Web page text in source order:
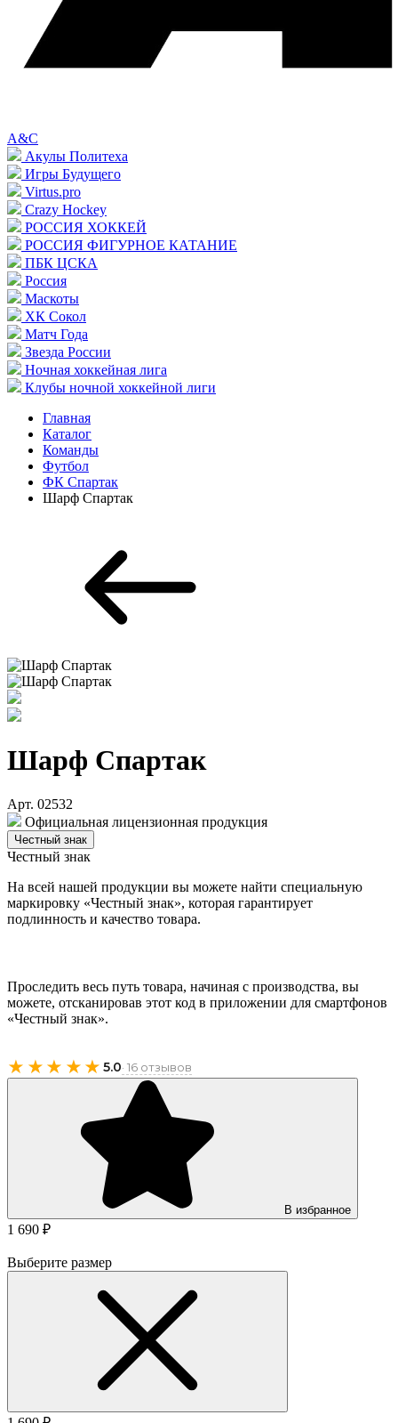
A&C
Акулы Политеха
Игры Будущего
Virtus.pro
Crazy Hockey
РОССИЯ ХОККЕЙ
РОССИЯ ФИГУРНОЕ КАТАНИЕ
ПБК ЦСКА
Россия
Маскоты
ХК Сокол
Матч Года
Звезда России
Ночная хоккейная лига
Клубы ночной хоккейной лиги
Главная
Каталог
Команды
Футбол
ФК Спартак
Шарф Спартак
Шарф Спартак
Арт. 02532
Официальная лицензионная продукция
Честный знак
Честный знак
На всей нашей продукции вы можете найти специальную
маркировку «Честный знак», которая гарантирует
подлинность и качество товара.
Проследить весь путь товара, начиная с производства, вы
можете, отсканировав этот код в приложении для смартфонов
«Честный знак».
★★★★★ 5.0· 16 отзывов
В избранное
1 690 ₽
Выберите размер